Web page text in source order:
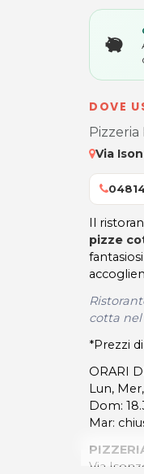
DOVE
Via
Il
pizze
cotta
*Prezzi
ORARI
Lun,
Dom:
Mar:
Via